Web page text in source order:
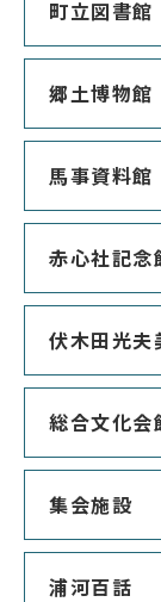
町立図書館
郷土博物館
馬事資料館
赤心社記念
伏木田光夫
総合文化会
集会施設
浦河百話